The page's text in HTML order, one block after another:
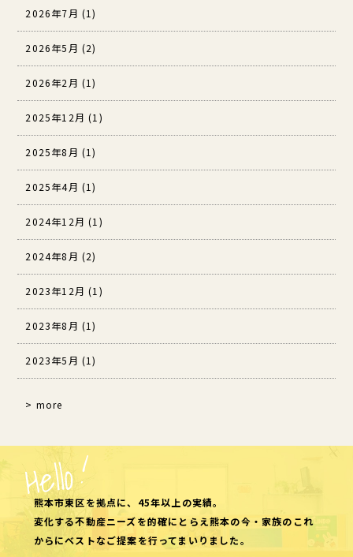
2026年7月 (1)
2026年5月 (2)
2026年2月 (1)
2025年12月 (1)
2025年8月 (1)
2025年4月 (1)
2024年12月 (1)
2024年8月 (2)
2023年12月 (1)
2023年8月 (1)
2023年5月 (1)
> more
熊本市東区を拠点に、45年以上の実績。
変化する不動産ニーズを的確にとらえ熊本の今・家族のこれ
からにベストなご提案を行ってまいりました。